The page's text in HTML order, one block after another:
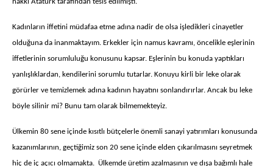
Kadınların iffetini müdafaa etme adına nadir de olsa işledikleri cinayetler
olduğuna da inanmaktayım. Erkekler için namus kavramı, öncelikle eşlerinin
iffetlerinin sorumluluğu konusunu kapsar. Eşlerinin bu konuda yaptıkları
yanlışlıklardan, kendilerini sorumlu tutarlar. Konuyu kirli bir leke olarak
görürler ve temizlemek adına kadının hayatını sonlandırırlar. Ancak bu leke
böyle silinir mi? Bunu tam olarak bilmemekteyiz.
Ülkemin 80 sene içinde kısıtlı bütçelerle önemli sanayi yatırımları konusunda
kazanımlarının, geçtiğimiz son 20 sene içinde elden çıkarılmasını seyretmek
hiç de iç açıcı olmamakta. Ülkemde üretim azalmasının ve dışa bağımlı hale